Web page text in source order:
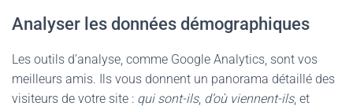
Analyser les données démographiques
Les outils d’analyse, comme Google Analytics, sont vos
meilleurs amis. Ils vous donnent un panorama détaillé des
visiteurs de votre site : qui sont-ils, d’où viennent-ils, et